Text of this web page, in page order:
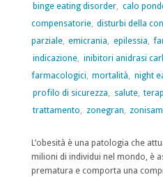
binge eating disorder, calo
compensatorie, disturbi della
parziale, emicrania, epilessia,
indicazione, inibitori anidrasi
farmacologici, mortalità, night
profilo di sicurezza, salute,
trattamento, zonegran,
L’obesità è una patologia che
milioni di individui nel mondo, è
prematura e comporta una